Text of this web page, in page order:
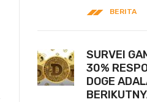
BERITA
SURVEI
30%
DOGE